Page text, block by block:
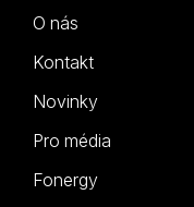
O nás
Kontakt
Novinky
Pro média
Fonergy